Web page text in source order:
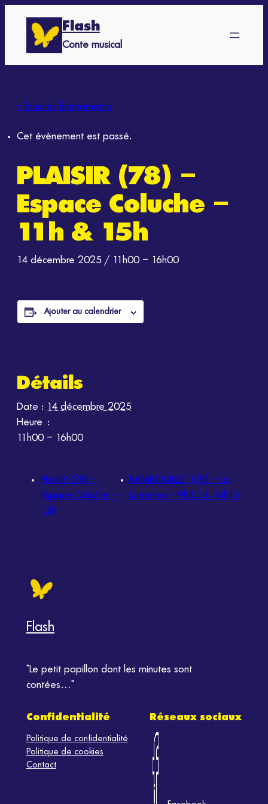
Flash
Conte musical
« Tous les Évènements
Cet évènement est passé.
PLAISIR (78) –
Espace Coluche –
11h & 15h
14 décembre 2025 / 11h00 – 16h00
Ajouter au calendrier
Détails
Date : 14 décembre 2025
Heure :
11h00 – 16h00
PLAISIR (78) –
Espace Coluche –
15h
RAMBOUILLET (78) – La
Lanterne – 9h30 & 14h15
Flash
"Le petit papillon dont les minutes sont
contées…"
Confidentialité
Politique de confidentialité
Politique de cookies
Contact
Réseaux sociaux